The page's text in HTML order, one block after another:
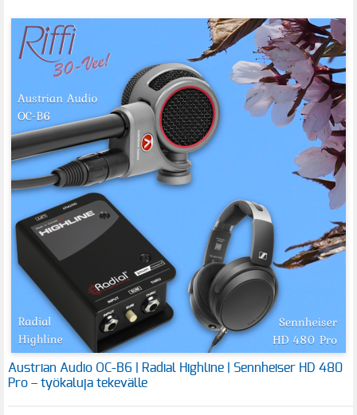
Austrian Audio OC-B6 | Radial Highline | Sennheiser HD 480
Pro – työkaluja tekevälle